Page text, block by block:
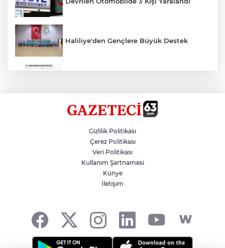
Haliliye'den Gençlere Büyük Destek
Hikmet Başak’tan Ulaşım Çalışması
Atatürk Bulvarında Asfalt Yenileniyor
Gizlilik Politikası
Çerez Politikası
Veri Politikası
Kullanım Şartnamesi
Künye
İletişim